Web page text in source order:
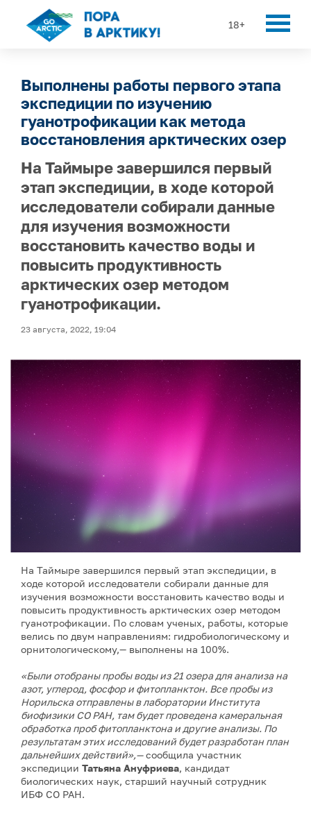
18+
Выполнены работы первого этапа
экспедиции по изучению
гуанотрофикации как метода
восстановления арктических озер
На Таймыре завершился первый
этап экспедиции, в ходе которой
исследователи собирали данные
для изучения возможности
восстановить качество воды и
повысить продуктивность
арктических озер методом
гуанотрофикации.
23 августа, 2022, 19:04
На Таймыре завершился первый этап экспедиции, в
ходе которой исследователи собирали данные для
изучения возможности восстановить качество воды и
повысить продуктивность арктических озер методом
гуанотрофикации. По словам ученых, работы, которые
велись по двум направлениям: гидробиологическому и
орнитологическому,— выполнены на 100%.
«Были отобраны пробы воды из 21 озера для анализа на
азот, углерод, фосфор и фитопланктон. Все пробы из
Норильска отправлены в лаборатории Института
биофизики СО РАН, там будет проведена камеральная
обработка проб фитопланктона и другие анализы. По
результатам этих исследований будет разработан план
дальнейших действий»,—сообщила участник
экспедиции Татьяна Ануфриева, кандидат
биологических наук, старший научный сотрудник
ИБФ СО РАН.